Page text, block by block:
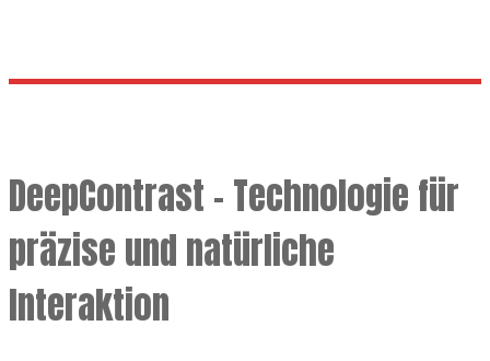
DeepContrast – Technologie für
präzise und natürliche
Interaktion